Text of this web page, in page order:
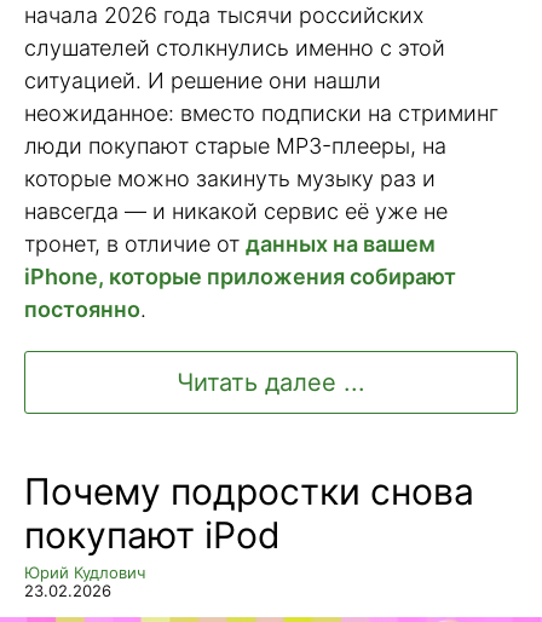
начала 2026 года тысячи российских
слушателей столкнулись именно с этой
ситуацией. И решение они нашли
неожиданное: вместо подписки на стриминг
люди покупают старые MP3-плееры, на
которые можно закинуть музыку раз и
навсегда — и никакой сервис её уже не
тронет, в отличие от данных на вашем
iPhone, которые приложения собирают
постоянно.
Читать далее ...
Почему подростки снова
покупают iPod
Юрий Кудлович
23.02.2026